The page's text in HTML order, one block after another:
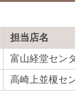
担当店名
富山経堂センタ
高崎上並榎セン